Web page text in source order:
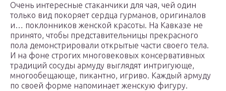
Очень интересные стаканчики для чая, чей один
только вид покоряет сердца гурманов, оригиналов
и… поклонников женской красоты. На Кавказе не
принято, чтобы представительницы прекрасного
пола демонстрировали открытые части своего тела.
И на фоне строгих многовековых консервативных
традиций сосуды армуду выглядят интригующе,
многообещающе, пикантно, игриво. Каждый армуду
по своей форме напоминает женскую фигуру.